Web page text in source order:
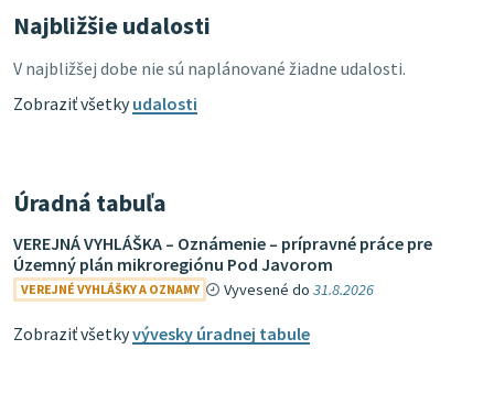
Najbližšie udalosti
V najbližšej dobe nie sú naplánované žiadne udalosti.
Zobraziť všetkyudalosti
Úradná tabuľa
VEREJNÁ VYHLÁŠKA – Oznámenie – prípravné práce pre
Územný plán mikroregiónu Pod Javorom
VEREJNÉ VYHLÁŠKY A OZNAMY Vyvesené do31.8.2026
Zobraziť všetkyvývesky úradnej tabule